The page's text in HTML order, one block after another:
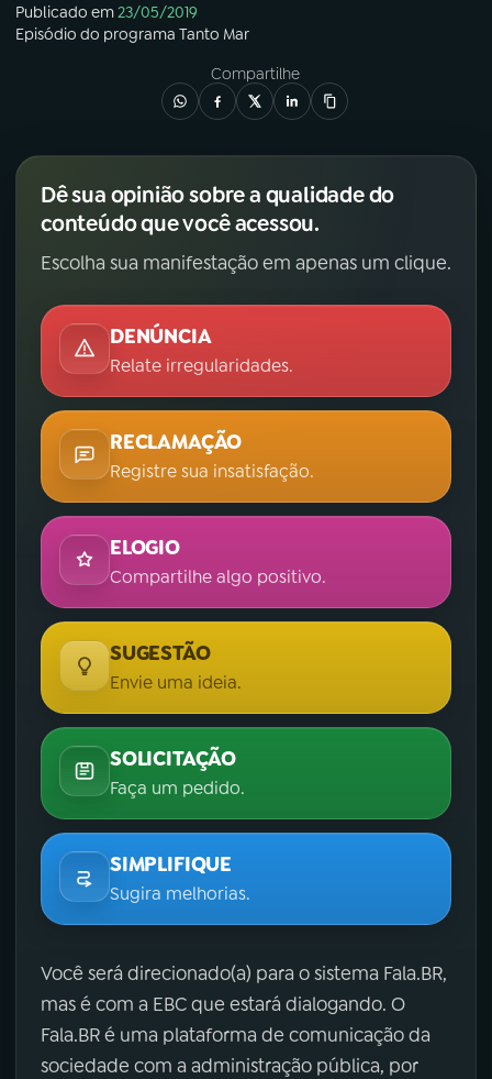
Publicado em23/05/2019
Episódio do programa Tanto Mar
Compartilhe
Dê sua opinião sobre a qualidade do
conteúdo que você acessou.
Escolha sua manifestação em apenas um clique.
DENÚNCIA
Relate irregularidades.
RECLAMAÇÃO
Registre sua insatisfação.
ELOGIO
Compartilhe algo positivo.
SUGESTÃO
Envie uma ideia.
SOLICITAÇÃO
Faça um pedido.
SIMPLIFIQUE
Sugira melhorias.
Você será direcionado(a) para o sistema Fala.BR,
mas é com a EBC que estará dialogando. O
Fala.BR é uma plataforma de comunicação da
sociedade com a administração pública, por